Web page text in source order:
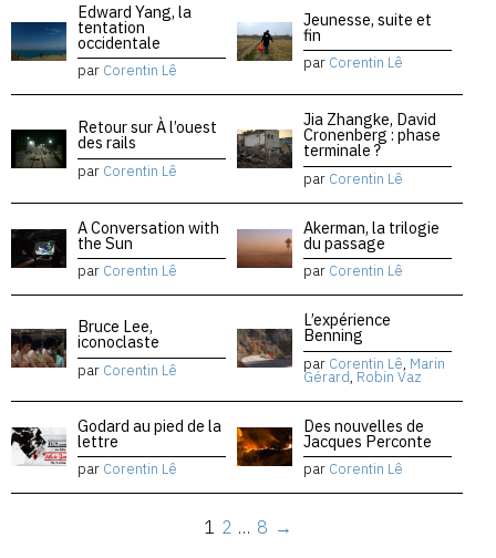
Edward Yang, la
tentation
occidentale
par Corentin Lê
Jeunesse, suite et
fin
par Corentin Lê
Retour sur À l’ouest
des rails
par Corentin Lê
Jia Zhangke, David
Cronenberg : phase
terminale ?
par Corentin Lê
A Conversation with
the Sun
par Corentin Lê
Akerman, la trilogie
du passage
par Corentin Lê
Bruce Lee,
iconoclaste
par Corentin Lê
L’expérience
Benning
par Corentin Lê, Marin
Gérard, Robin Vaz
Godard au pied de la
lettre
par Corentin Lê
Des nouvelles de
Jacques Perconte
par Corentin Lê
1 2 … 8 →